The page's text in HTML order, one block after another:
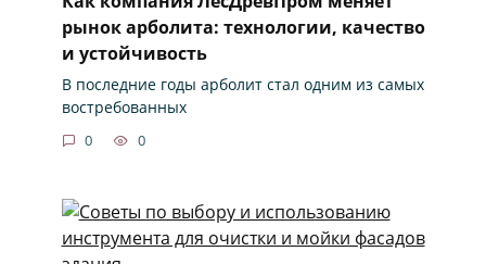
рынок арболита: технологии, качество
и устойчивость
В последние годы арболит стал одним из самых
востребованных
0 0